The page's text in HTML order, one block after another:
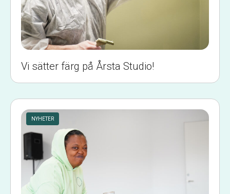
Vi sätter färg på Årsta Studio!
NYHETER